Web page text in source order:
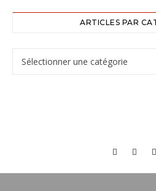
ARTICLES PAR